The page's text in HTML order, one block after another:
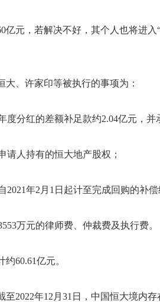
亿元，若解决不好，其个人也将进
、许家印等被执行的事项为：
分红的差额补足款约2.04亿元，并
请人持有的恒大地产股权；
年2月1日起计至完成回购的补偿
万元的律师费、仲裁费及执行费。
60.61亿元。
2022年12月31日，中国恒大境内